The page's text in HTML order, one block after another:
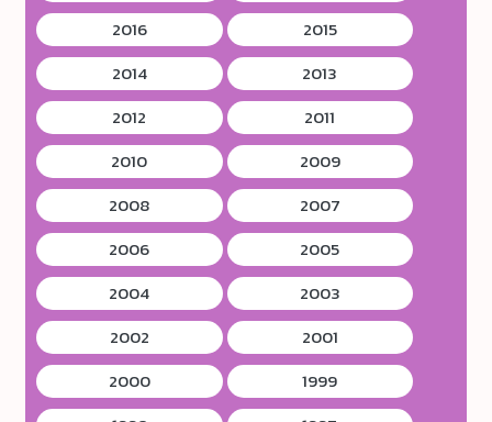
2016
2015
2014
2013
2012
2011
2010
2009
2008
2007
2006
2005
2004
2003
2002
2001
2000
1999